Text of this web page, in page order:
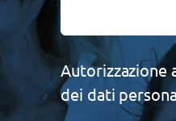
Autorizzazione
dei dati